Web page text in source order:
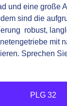
und eine große
sind die
robust,
mit
Sprechen
PLG 32